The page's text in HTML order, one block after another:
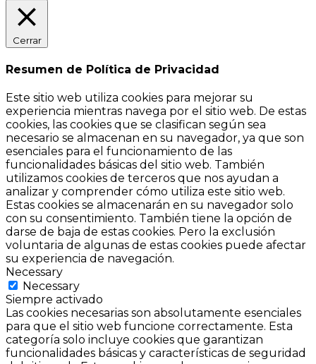
Cerrar
Resumen de Política de Privacidad
Este sitio web utiliza cookies para mejorar su
experiencia mientras navega por el sitio web. De estas
cookies, las cookies que se clasifican según sea
necesario se almacenan en su navegador, ya que son
esenciales para el funcionamiento de las
funcionalidades básicas del sitio web. También
utilizamos cookies de terceros que nos ayudan a
analizar y comprender cómo utiliza este sitio web.
Estas cookies se almacenarán en su navegador solo
con su consentimiento. También tiene la opción de
darse de baja de estas cookies. Pero la exclusión
voluntaria de algunas de estas cookies puede afectar
su experiencia de navegación.
Necessary
Necessary
Siempre activado
Las cookies necesarias son absolutamente esenciales
para que el sitio web funcione correctamente. Esta
categoría solo incluye cookies que garantizan
funcionalidades básicas y características de seguridad